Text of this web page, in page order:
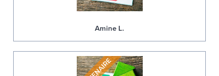
Amine L.